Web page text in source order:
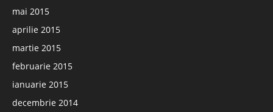
mai 2015
aprilie 2015
martie 2015
februarie 2015
ianuarie 2015
decembrie 2014